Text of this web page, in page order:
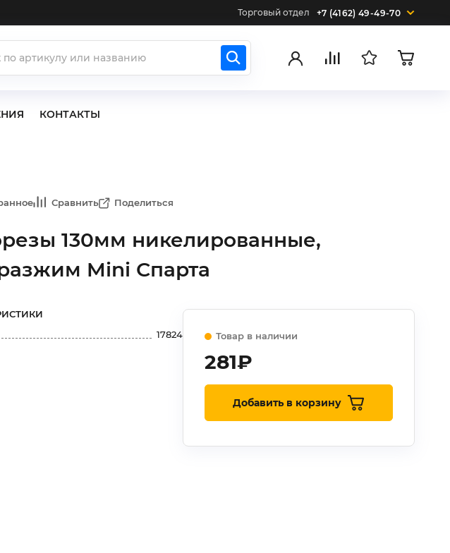
Торговый отдел +7 (4162) 49-49-70
КОНТАКТЫ
Сравнить Поделиться
130мм никелированные,
Mini Спарта
17824 Товар в наличии
281₽
Добавить в корзину